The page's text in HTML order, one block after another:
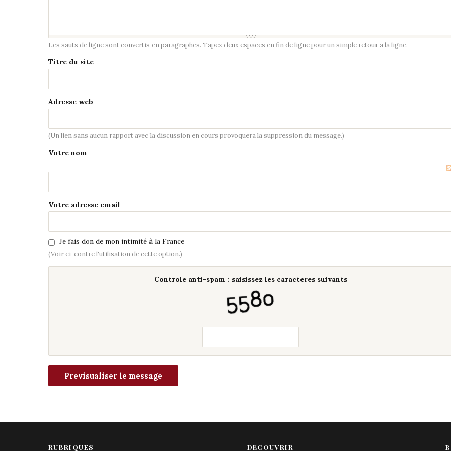
Les sauts de ligne sont convertis en paragraphes. Tapez deux espaces en fin de ligne pour un simple retour a la ligne.
Titre du site
Adresse web
(Un lien sans aucun rapport avec la discussion en cours provoquera la suppression du message.)
Votre nom
Votre adresse email
Je fais don de mon intimité à la France
(Voir ci-contre l'utilisation de cette option.)
Controle anti-spam : saisissez les caracteres suivants
RUBRIQUES DECOUVRIR